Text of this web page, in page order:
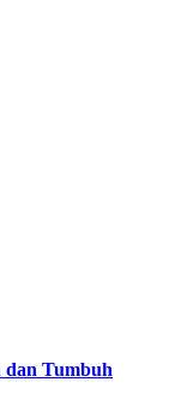
dan Tumbuh